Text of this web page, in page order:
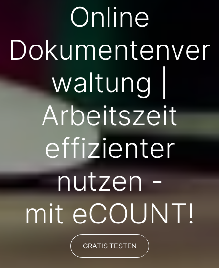
Online
Dokumentenver
waltung |
Arbeitszeit
effizienter
nutzen -
mit eCOUNT!
GRATIS TESTEN